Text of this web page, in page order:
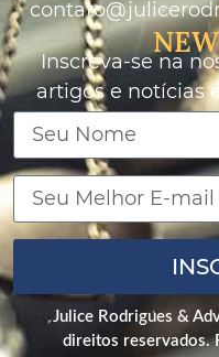
Inscreva-se na
artigos e notícias
Julice Rodrigues &
direitos reservados.